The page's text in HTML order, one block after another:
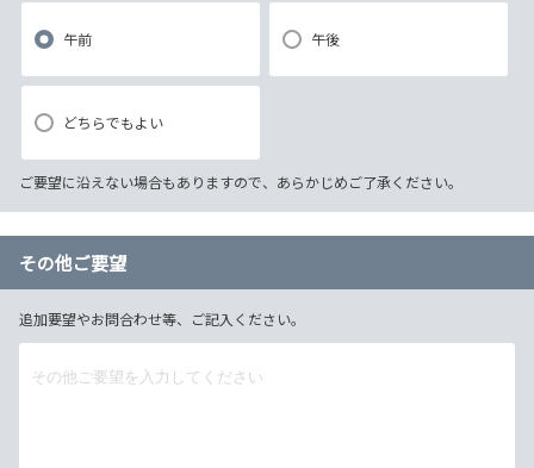
午前 午後
どちらでもよい
ご要望に沿えない場合もありますので、あらかじめご了承ください。
その他ご要望
追加要望やお問合わせ等、ご記入ください。